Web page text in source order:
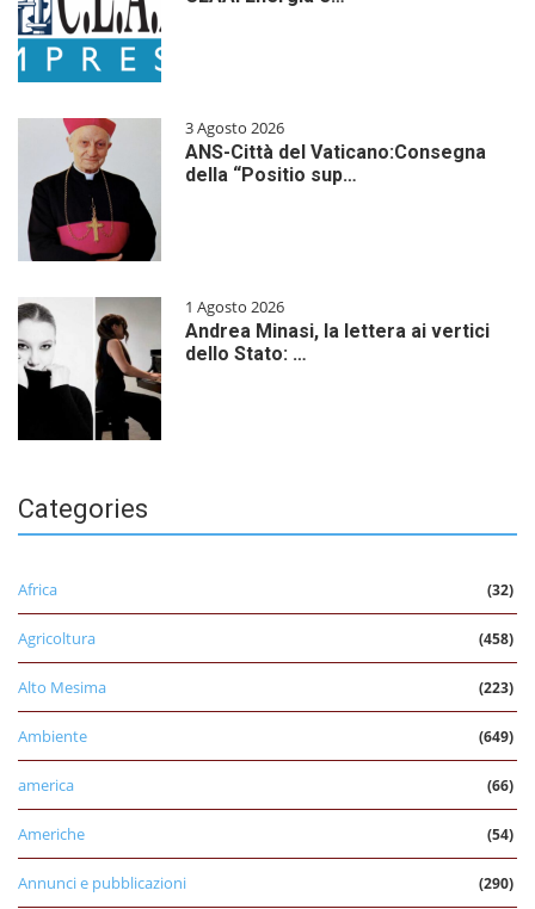
3 Agosto 2026
ANS-Città del Vaticano:Consegna
della “Positio sup…
1 Agosto 2026
Andrea Minasi, la lettera ai vertici
dello Stato: …
Categories
Africa (32)
Agricoltura (458)
Alto Mesima (223)
Ambiente (649)
america (66)
Americhe (54)
Annunci e pubblicazioni (290)